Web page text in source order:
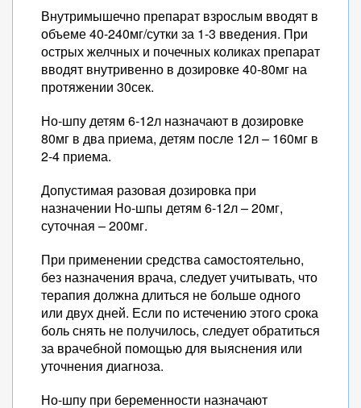
Внутримышечно препарат взрослым вводят в
объеме 40-240мг/сутки за 1-3 введения. При
острых желчных и почечных коликах препарат
вводят внутривенно в дозировке 40-80мг на
протяжении 30сек.
Но-шпу детям 6-12л назначают в дозировке
80мг в два приема, детям после 12л – 160мг в
2-4 приема.
Допустимая разовая дозировка при
назначении Но-шпы детям 6-12л – 20мг,
суточная – 200мг.
При применении средства самостоятельно,
без назначения врача, следует учитывать, что
терапия должна длиться не больше одного
или двух дней. Если по истечению этого срока
боль снять не получилось, следует обратиться
за врачебной помощью для выяснения или
уточнения диагноза.
Но-шпу при беременности назначают